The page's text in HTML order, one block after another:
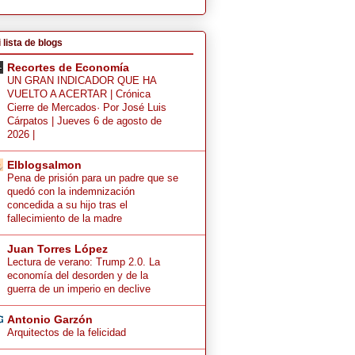
lista de blogs
Recortes de Economía
UN GRAN INDICADOR QUE HA
VUELTO A ACERTAR | Crónica
Cierre de Mercados· Por José Luis
Cárpatos | Jueves 6 de agosto de
2026 |
Elblogsalmon
Pena de prisión para un padre que se
quedó con la indemnización
concedida a su hijo tras el
fallecimiento de la madre
Juan Torres López
Lectura de verano: Trump 2.0. La
economía del desorden y de la
guerra de un imperio en declive
Antonio Garzón
Arquitectos de la felicidad